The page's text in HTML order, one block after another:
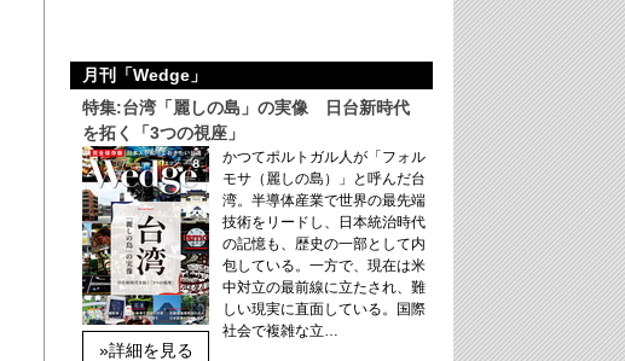
月刊「Wedge」
特集:台湾「麗しの島」の実像 日台新時代
を拓く「3つの視座」
»詳細を見る
かつてポルトガル人が「フォル
モサ（麗しの島）」と呼んだ台
湾。半導体産業で世界の最先端
技術をリードし、日本統治時代
の記憶も、歴史の一部として内
包している。一方で、現在は米
中対立の最前線に立たされ、難
しい現実に直面している。国際
社会で複雑な立…